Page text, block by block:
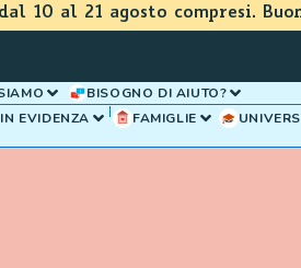
dal 10 al 21 agosto compresi.
BISOGNO DI AIUTO?
EVIDENZA FAMIGLIE